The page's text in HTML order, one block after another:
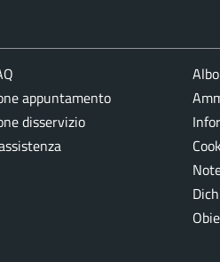
appuntamento
disservizio